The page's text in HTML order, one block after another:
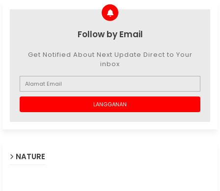
Follow by Email
Get Notified About Next Update Direct to Your
inbox
NATURE